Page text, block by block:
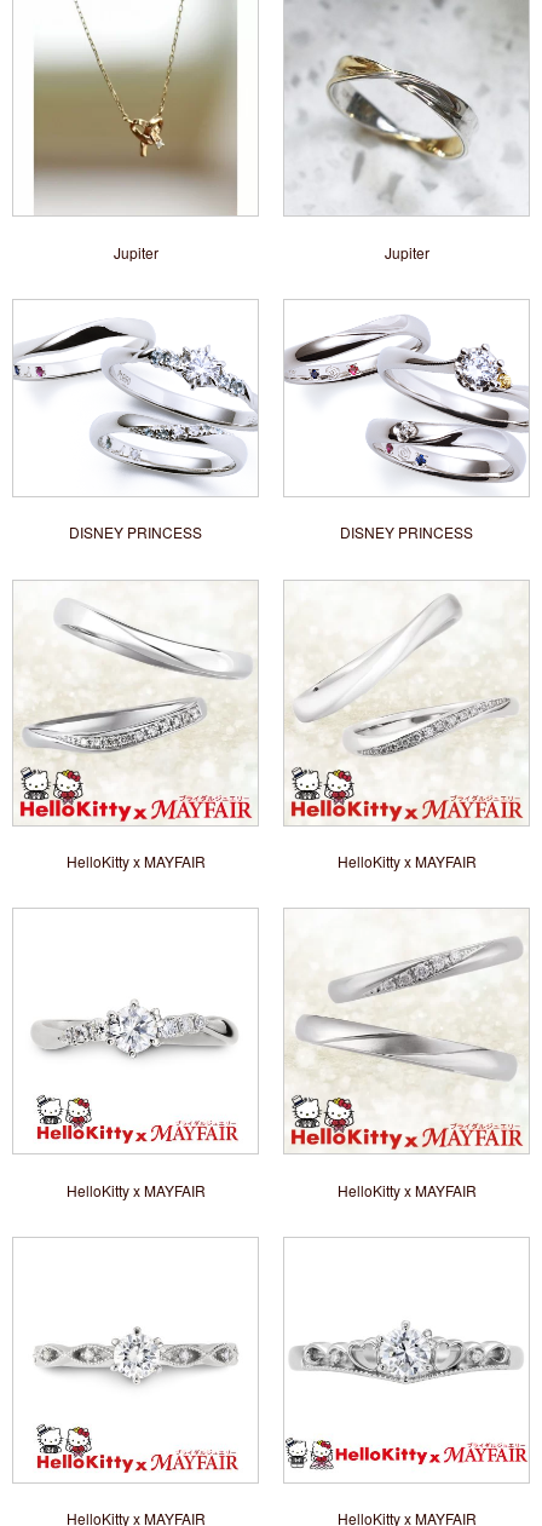
Jupiter Jupiter
DISNEY PRINCESS DISNEY PRINCESS
HelloKitty x MAYFAIR HelloKitty x MAYFAIR
HelloKitty x MAYFAIR HelloKitty x MAYFAIR
HelloKitty x MAYFAIR HelloKitty x MAYFAIR